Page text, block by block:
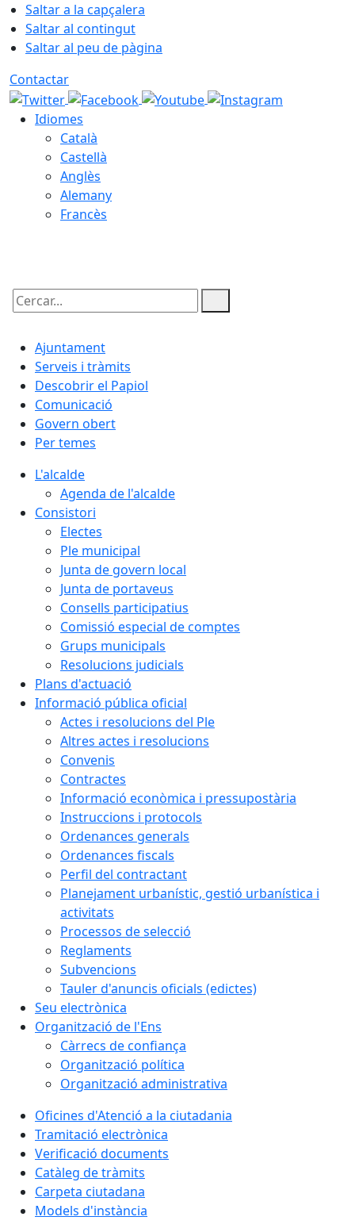
Saltar a la capçalera
Saltar al contingut
Saltar al peu de pàgina
Contactar
Idiomes
Català
Castellà
Anglès
Alemany
Francès
Cercar:
Ajuntament
Serveis i tràmits
Descobrir el Papiol
Comunicació
Govern obert
Per temes
L'alcalde
Agenda de l'alcalde
Consistori
Electes
Ple municipal
Junta de govern local
Junta de portaveus
Consells participatius
Comissió especial de comptes
Grups municipals
Resolucions judicials
Plans d'actuació
Informació pública oficial
Actes i resolucions del Ple
Altres actes i resolucions
Convenis
Contractes
Informació econòmica i pressupostària
Instruccions i protocols
Ordenances generals
Ordenances fiscals
Perfil del contractant
Planejament urbanístic, gestió urbanística i
activitats
Processos de selecció
Reglaments
Subvencions
Tauler d'anuncis oficials (edictes)
Seu electrònica
Organització de l'Ens
Càrrecs de confiança
Organització política
Organització administrativa
Oficines d'Atenció a la ciutadania
Tramitació electrònica
Verificació documents
Catàleg de tràmits
Carpeta ciutadana
Models d'instància